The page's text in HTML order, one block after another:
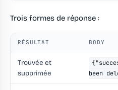
Trois formes de réponse :
RÉSULTAT BODY
Trouvée et
supprimée
been